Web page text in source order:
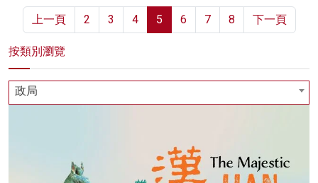
上一頁 2 3 4 5 6 7 8 下一頁
按類別瀏覽
政局